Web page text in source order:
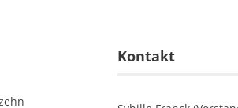
Kontakt